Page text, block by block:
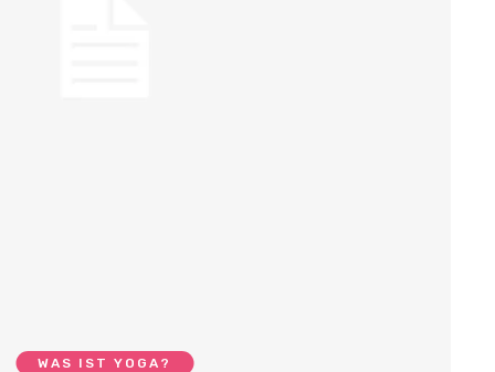
WAS IST YOGA?